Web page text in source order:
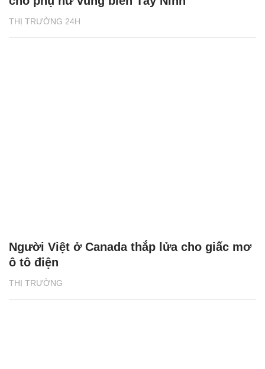
THỊ TRƯỜNG 24H
THỊ TRƯỜNG
Người Việt ở Canada thắp lửa cho giấc mơ
ô tô điện